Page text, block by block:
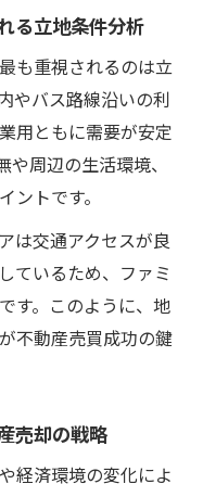
る立地条件分析
も重視されるのは立
やバス路線沿いの利
用ともに需要が安定
周辺の生活環境、
トです。
は交通アクセスが良
ているため、ファミ
す。このように、地
不動産売買成功の鍵
売却の戦略
経済環境の変化によ